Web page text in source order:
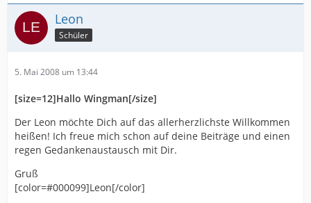
Leon
Schüler
5. Mai 2008 um 13:44
[size=12]Hallo Wingman[/size]
Der Leon möchte Dich auf das allerherzlichste Willkommen
heißen! Ich freue mich schon auf deine Beiträge und einen
regen Gedankenaustausch mit Dir.
Gruß
[color=#000099]Leon[/color]